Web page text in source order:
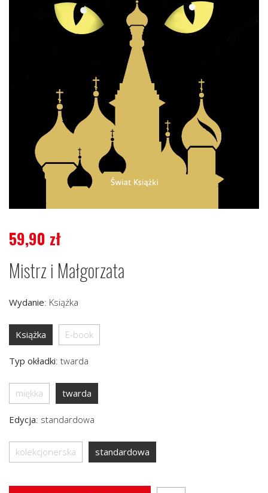
59,90 zł
Mistrz i Małgorzata
Wydanie: Książka
Książka E-book
Typ okładki: twarda
miękka twarda
Edycja: standardowa
kolekcjonerska standardowa